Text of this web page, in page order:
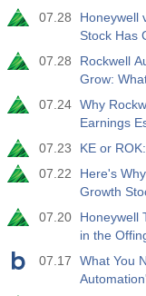
19:00
实际值
19:30
USD
19:30
USD
美国商品期货
实际值
07.28
Honeywell
Stock Has
07.28
Rockwell
Grow:
07.24 Why
Earnings
07.23
KE or
07.22
Here's
Growth
07.20
Honeywell
in the
07.17
What You